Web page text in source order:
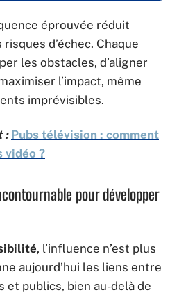
éprouvée réduit
d’échec. Chaque
les obstacles, d’aligner
l’impact, même
imprévisibles.
: Pubs télévision : comment
vidéo ?
pour développer
, l’influence n’est plus
aujourd’hui les liens entre
et publics, bien au-delà de